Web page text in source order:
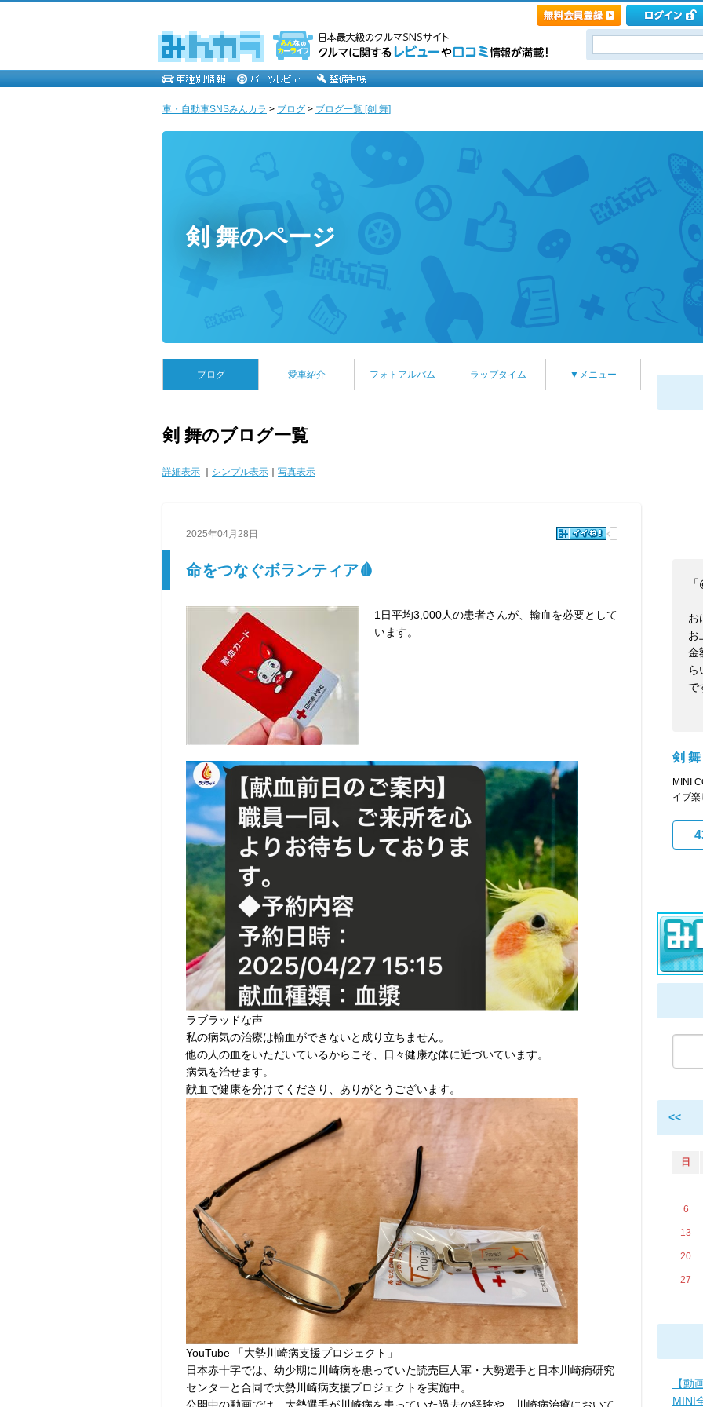
車・自動車SNSみんカラ > ブログ > ブログ一覧 [剣 舞]
剣 舞のページ
ブログ 愛車紹介 フォトアルバム ラップタイム ▼メニュー
剣 舞のブログ一覧
詳細表示 シンプル表示 写真表示
2025年04月28日
命をつなぐボランティア🩸
1日平均3,000人の患者さんが、輸血を必要として
います。
ラブラッドな声
私の病気の治療は輸血ができないと成り立ちません。
他の人の血をいただいているからこそ、日々健康な体に近づいています。
病気を治せます。
献血で健康を分けてくださり、ありがとうございます。
YouTube 「大勢川崎病支援プロジェクト」
日本赤十字では、幼少期に川崎病を患っていた読売巨人軍・大勢選手と日本川崎病研究
センターと合同で大勢川崎病支援プロジェクトを実施中。
公開中の動画では、大勢選手が川崎病を患っていた過去の経験や、川崎病治療において
お
お
金
ら
で
剣 舞
MINI
イブ
<<
日
6
13
20
27
【動
MINI